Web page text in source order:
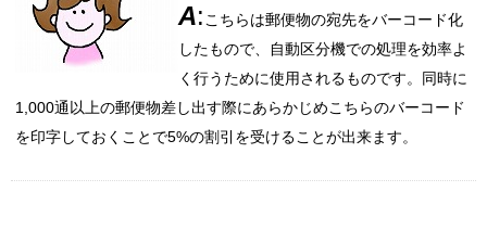
A:こちらは郵便物の宛先をバーコード化
したもので、自動区分機での処理を効率よ
く行うために使用されるものです。同時に
1,000通以上の郵便物差し出す際にあらかじめこちらのバーコード
を印字しておくことで5%の割引を受けることが出来ます。